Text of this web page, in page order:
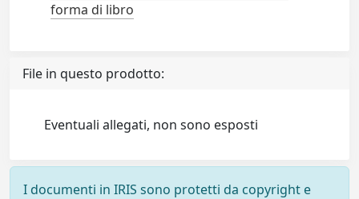
forma di libro
File in questo prodotto:
Eventuali allegati, non sono esposti
I documenti in IRIS sono protetti da copyright e